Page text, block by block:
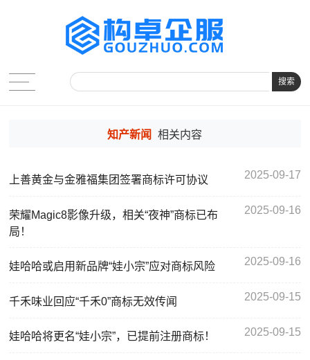
搜索
知产新闻 相关内容
上善黄金与金雅福集团签署商标许可协议 2025-09-17
荣耀Magic8影像升级，相关“夜神”商标已布
局！
2025-09-16
娃哈哈或启用新品牌“娃小宗”应对商标风险 2025-09-16
千禾味业回应“千禾0”商标无效传闻 2025-09-15
娃哈哈将更名“娃小宗”，已提前注册商标！ 2025-09-15